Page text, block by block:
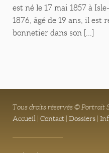
est né le 17 mai 1857 à
1876, âgé de 19 ans, il est
bonnetier dans son [...]
Tous droits réservés © Portrait
Accueil
Contact Dossiers